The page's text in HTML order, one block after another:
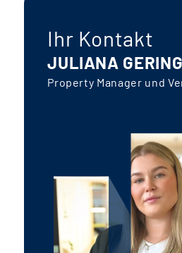
Ihr Kontakt
JULIANA
Property Manager und